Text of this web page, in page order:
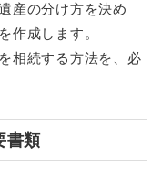
産の分け方を決め
作成します。
相続する方法を、必
書類